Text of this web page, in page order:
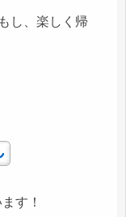
し、楽しく帰
す！